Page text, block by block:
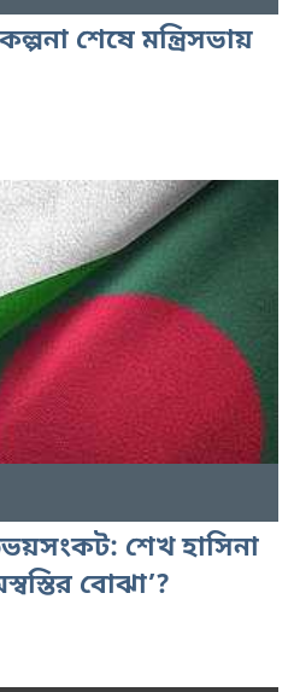
শেষে মন্ত্রিসভায়
শেখ হাসিনা
বোঝা’?